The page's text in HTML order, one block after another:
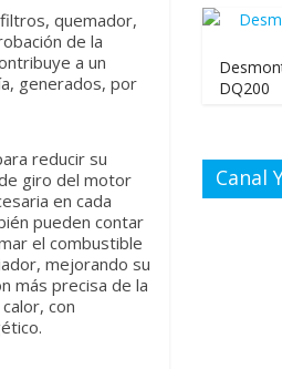
quemador,
de la
a un
generados, por
reducir su
giro del motor
en cada
pueden contar
el combustible
mejorando su
más precisa de la
con
DQ200
Canal